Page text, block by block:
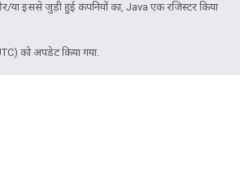
इससे जुड़ी हुई कंपनियों का, Java एक रजिस्टर किया
को अपडेट किया गया.